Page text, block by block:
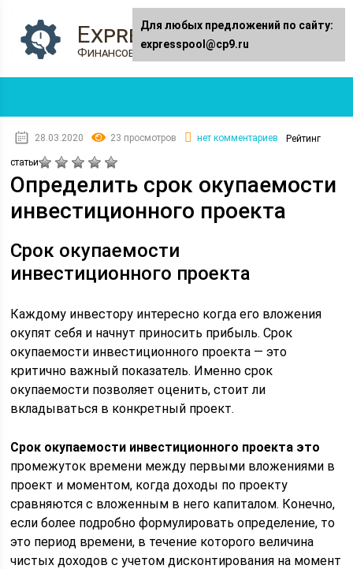
Expresspool.ru
Финансовый журнал
28.03.2020 23 просмотров нет комментариев Рейтинг
статьи
Определить срок окупаемости
инвестиционного проекта
Срок окупаемости
инвестиционного проекта
Каждому инвестору интересно когда его вложения
окупят себя и начнут приносить прибыль. Срок
окупаемости инвестиционного проекта — это
критично важный показатель. Именно срок
окупаемости позволяет оценить, стоит ли
вкладываться в конкретный проект.
Срок окупаемости инвестиционного проекта это
промежуток времени между первыми вложениями в
проект и моментом, когда доходы по проекту
сравняются с вложенным в него капиталом. Конечно,
если более подробно формулировать определение, то
это период времени, в течение которого величина
чистых доходов с учетом дисконтирования на момент
Для любых предложений по сайту:
expresspool@cp9.ru